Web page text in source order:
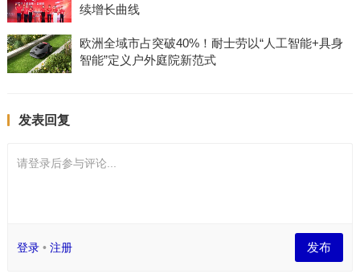
续增长曲线
欧洲全域市占突破40%！耐士劳以“人工智能+具身
智能”定义户外庭院新范式
发表回复
请登录后参与评论...
登录• 注册 发布